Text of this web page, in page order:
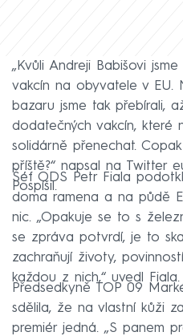
„Kvůli Andreji Babišovi
vakcín na obyvatele v EU.
bazaru jsme tak přebírali,
dodatečných vakcín, které
solidárně přenechat.
příště?“ napsal na Twitter
Pospíšil.
Šéf ODS Petr Fiala
doma ramena a na půdě
nic. „Opakuje se to s
se zpráva potvrdí, je to
zachraňují životy,
každou z nich,“ uvedl Fiala.
Předsedkyně TOP 09
sdělila, že na vlastní kůži
premiér jedná. „S panem